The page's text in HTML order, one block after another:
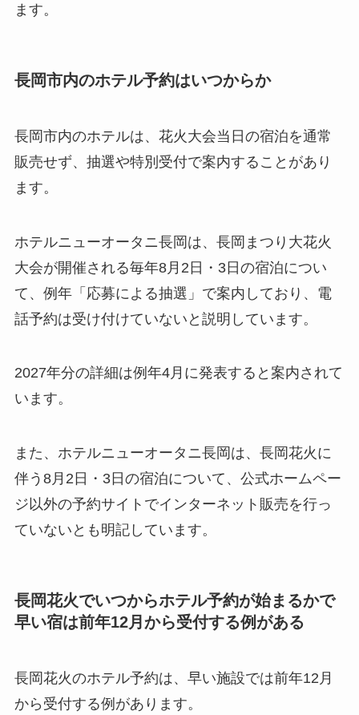
ます。
長岡市内のホテル予約はいつからか
長岡市内のホテルは、花火大会当日の宿泊を通常
販売せず、抽選や特別受付で案内することがあり
ます。
ホテルニューオータニ長岡は、長岡まつり大花火
大会が開催される毎年8月2日・3日の宿泊につい
て、例年「応募による抽選」で案内しており、電
話予約は受け付けていないと説明しています。
2027年分の詳細は例年4月に発表すると案内されて
います。
また、ホテルニューオータニ長岡は、長岡花火に
伴う8月2日・3日の宿泊について、公式ホームペー
ジ以外の予約サイトでインターネット販売を行っ
ていないとも明記しています。
長岡花火でいつからホテル予約が始まるかで
早い宿は前年12月から受付する例がある
長岡花火のホテル予約は、早い施設では前年12月
から受付する例があります。